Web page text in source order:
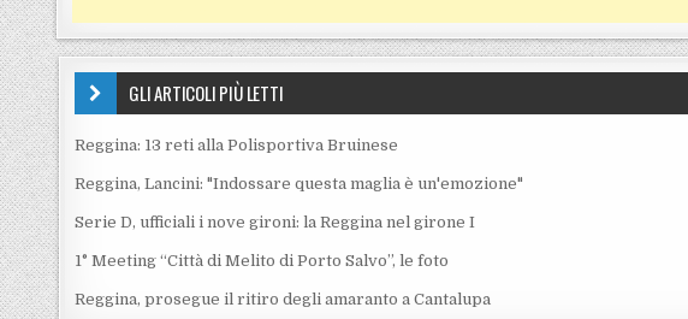
GLI ARTICOLI PIÙ LETTI
Reggina: 13 reti alla Polisportiva Bruinese
Reggina, Lancini: "Indossare questa maglia è un'emozione"
Serie D, ufficiali i nove gironi: la Reggina nel girone I
1° Meeting “Città di Melito di Porto Salvo”, le foto
Reggina, prosegue il ritiro degli amaranto a Cantalupa